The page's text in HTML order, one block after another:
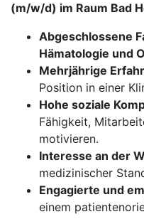
(m/w/d) im Raum Bad
Abgeschlossene
Hämatologie und
Mehrjährige
Position in einer
Hohe soziale
Fähigkeit,
motivieren.
Interesse an der
medizinischer
Engagierte und
einem